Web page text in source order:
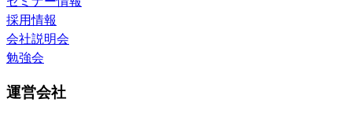
採用情報
会社説明会
勉強会
運営会社